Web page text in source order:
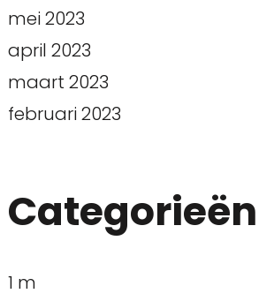
mei 2023
april 2023
maart 2023
februari 2023
Categorieën
1 m